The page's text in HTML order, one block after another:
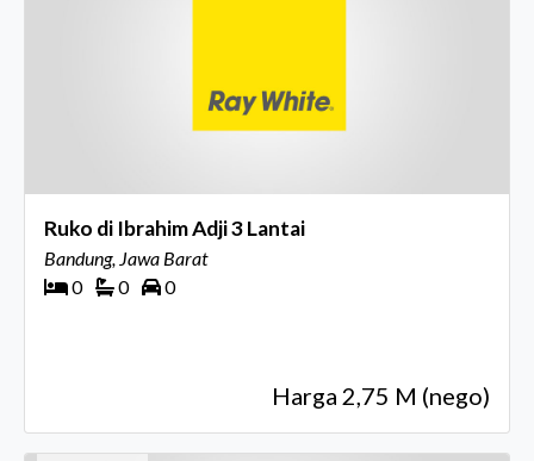
Ruko di Ibrahim Adji 3 Lantai
Bandung, Jawa Barat
0
0 0
Harga 2,75 M (nego)